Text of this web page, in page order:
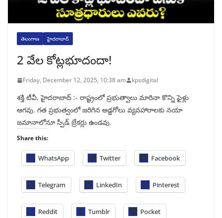
తెలంగాణ హైదరాబాద్
2 వేల కోట్లభూదందా!
Friday, December 12, 2025, 10:38 am kpsdigital
శక్తి టీవీ, హైదరాబాద్‌ :- రాష్ట్రంలో ప్రభుత్వాలు మారినా కొన్ని ఫైళ్లు
ఆగవు. గత ప్రభుత్వంలో జరిగిన అడ్డగోలు వ్యవహారాలకు నయా
జమానాలోనూ స్పీడ్‌ బ్రేకర్లు ఉండవు.
Share this:
WhatsApp Twitter Facebook
Telegram LinkedIn Pinterest
Reddit Tumblr Pocket